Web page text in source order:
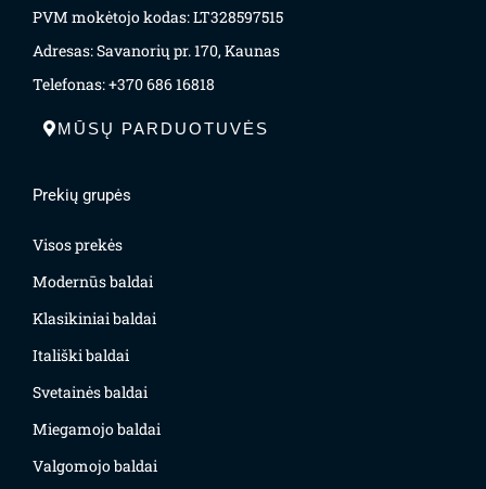
PVM mokėtojo kodas: LT328597515
Adresas: Savanorių pr. 170, Kaunas
Telefonas: +370 686 16818
MŪSŲ PARDUOTUVĖS
Prekių grupės
Visos prekės
Modernūs baldai
Klasikiniai baldai
Itališki baldai
Svetainės baldai
Miegamojo baldai
Valgomojo baldai